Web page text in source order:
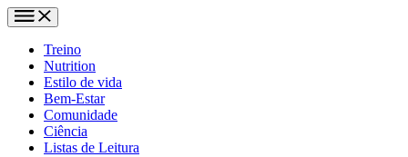
Treino
Nutrition
Estilo de vida
Bem-Estar
Comunidade
Ciência
Listas de Leitura